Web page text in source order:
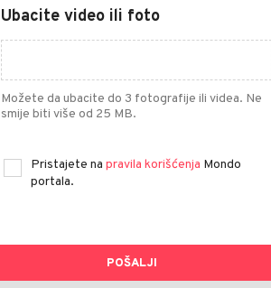
Ubacite video ili foto
Možete da ubacite do 3 fotografije ili videa. Ne
smije biti više od 25 MB.
Pristajete na pravila korišćenja Mondo
portala.
POŠALJI